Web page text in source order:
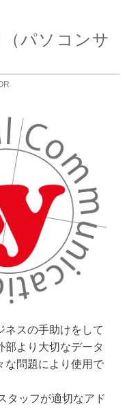
パソコンサ
ネスの手助けをして
部より大切なデータ
な問題により使用で
タッフが適切なアド